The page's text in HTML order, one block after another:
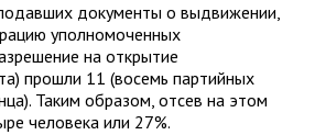
документы о выдвижении,
уполномоченных
на открытие
прошли 11 (восемь партийных
Таким образом, отсев на этом
человека или 27%.